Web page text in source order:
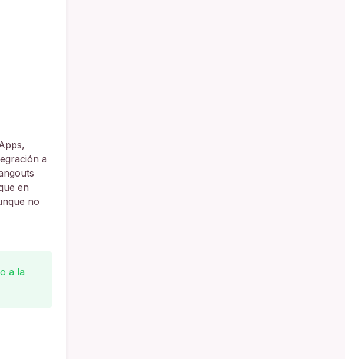
a
en
no
a la